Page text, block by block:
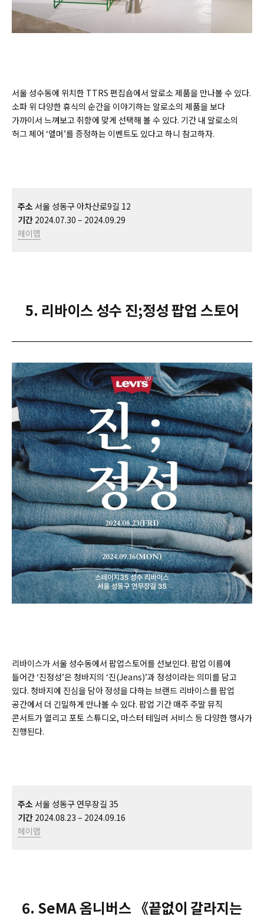
서울 성수동에 위치한 TTRS 편집숍에서 알로소 제품을 만나볼 수 있다.
소파 위 다양한 휴식의 순간을 이야기하는 알로소의 제품을 보다
가까이서 느껴보고 취향에 맞게 선택해 볼 수 있다. 기간 내 알로소의
허그 체어 ‘엘머’를 증정하는 이벤트도 있다고 하니 참고하자.
주소 서울 성동구 아차산로9길 12
기간 2024.07.30 – 2024.09.29
헤이맵
5. 리바이스 성수 진;정성 팝업 스토어
리바이스가 서울 성수동에서 팝업스토어를 선보인다. 팝업 이름에
들어간 ‘진정성’은 청바지의 ‘진(Jeans)’과 정성이라는 의미를 담고
있다. 청바지에 진심을 담아 정성을 다하는 브랜드 리바이스를 팝업
공간에서 더 긴밀하게 만나볼 수 있다. 팝업 기간 매주 주말 뮤직
콘서트가 열리고 포토 스튜디오, 마스터 테일러 서비스 등 다양한 행사가
진행된다.
주소 서울 성동구 연무장길 35
기간 2024.08.23 – 2024.09.16
헤이맵
6. SeMA 옴니버스 《끝없이 갈라지는